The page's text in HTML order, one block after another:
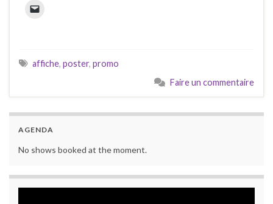
affiche, poster, promo
Faire un commentaire
AGENDA
No shows booked at the moment.